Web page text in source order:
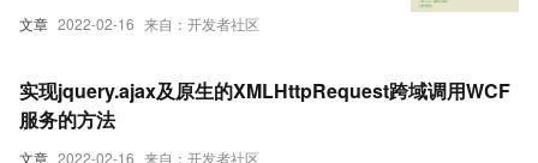
文章 2022-02-16 来自：开发者社区
文章 2022-02-16 来自：开发者社区
实现jquery.ajax及原生的XMLHttpRequest跨域调用WCF
服务的方法